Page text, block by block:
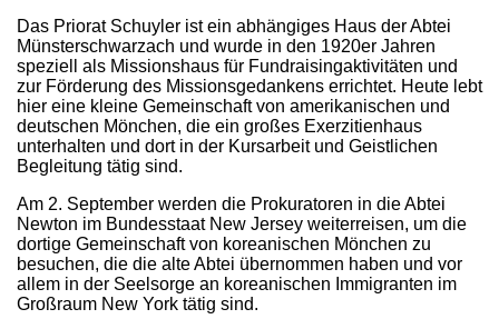
Das Priorat Schuyler ist ein abhängiges Haus der Abtei
Münsterschwarzach und wurde in den 1920er Jahren
speziell als Missionshaus für Fundraisingaktivitäten und
zur Förderung des Missionsgedankens errichtet. Heute lebt
hier eine kleine Gemeinschaft von amerikanischen und
deutschen Mönchen, die ein großes Exerzitienhaus
unterhalten und dort in der Kursarbeit und Geistlichen
Begleitung tätig sind.
Am 2. September werden die Prokuratoren in die Abtei
Newton im Bundesstaat New Jersey weiterreisen, um die
dortige Gemeinschaft von koreanischen Mönchen zu
besuchen, die die alte Abtei übernommen haben und vor
allem in der Seelsorge an koreanischen Immigranten im
Großraum New York tätig sind.